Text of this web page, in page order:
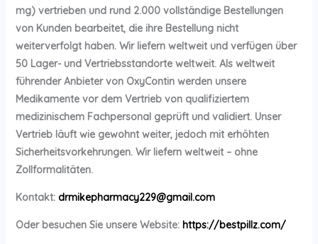
mg) vertrieben und rund 2.000 vollständige Bestellungen
von Kunden bearbeitet, die ihre Bestellung nicht
weiterverfolgt haben. Wir liefern weltweit und verfügen über
50 Lager- und Vertriebsstandorte weltweit. Als weltweit
führender Anbieter von OxyContin werden unsere
Medikamente vor dem Vertrieb von qualifiziertem
medizinischem Fachpersonal geprüft und validiert. Unser
Vertrieb läuft wie gewohnt weiter, jedoch mit erhöhten
Sicherheitsvorkehrungen. Wir liefern weltweit – ohne
Zollformalitäten.
Kontakt: drmikepharmacy229@gmail.com
Oder besuchen Sie unsere Website: https://bestpillz.com/